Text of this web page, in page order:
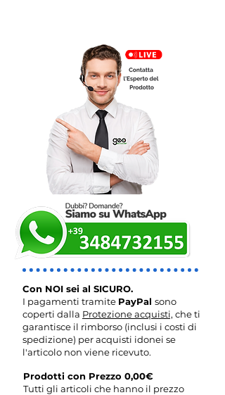
Con NOI sei al SICURO.
I pagamenti tramite PayPal sono
coperti dalla Protezione acquisti, che ti
garantisce il rimborso (inclusi i costi di
spedizione) per acquisti idonei se
l'articolo non viene ricevuto.
Prodotti con Prezzo 0,00€
Tutti gli articoli che hanno il prezzo